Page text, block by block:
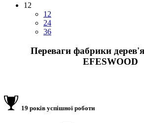
12
12
24
36
Переваги фабрики
EFESWOOD
19 років успішної роботи